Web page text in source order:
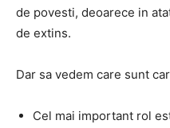
de povesti, deoarece in
de extins.
Dar sa vedem care sunt
Cel mai important rol